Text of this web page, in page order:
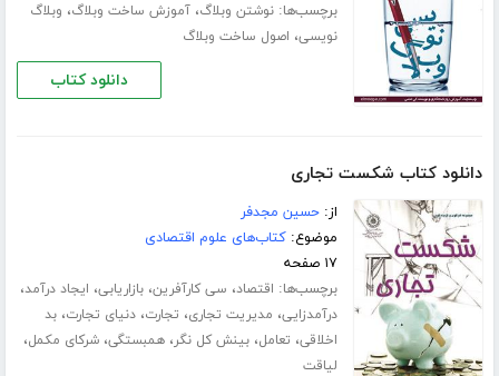
برچسب‌ها:نوشتن وبلاگ،آموزش ساخت وبلاگ، وبلاگ
نویسی، اصول ساخت وبلاگ
دانلود کتاب
دانلود کتاب شکست تجاری
از:حسین مجدفر
موضوع:کتاب‌های علوم اقتصادی
۱۷ صفحه
برچسب‌ها: اقتصاد، سی کارآفرین،بازاریابی، ایجاد درآمد،
درآمدزایی، مدیریت تجاری، تجارت،دنیای تجارت،بد
اخلاقی، تعامل،بینش کل نگر،همبستگی،شرکای مکمل،
لیاقت